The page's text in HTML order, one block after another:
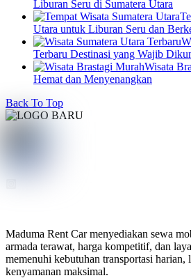
Liburan Seru di Sumatera Utara
Utara untuk Liburan Seru dan
Terbaru Destinasi yang Wajib
Wisata
Hemat dan Menyenangkan
Back To Top
Maduma Rent Car menyediakan sewa
armada terawat, harga kompetitif, dan
memenuhi kebutuhan transportasi harian,
kenyamanan maksimal.